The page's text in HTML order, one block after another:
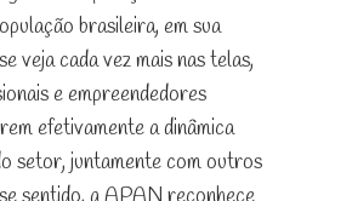
brasileira, em sua
veja cada vez mais nas telas,
e empreendedores
efetivamente a dinâmica
setor, juntamente com outros